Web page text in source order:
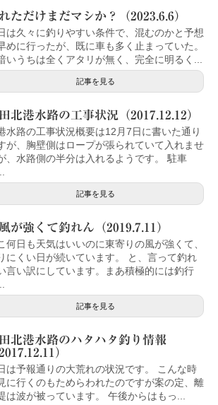
ただけまだマシか？（2023.6.6）
は久々に釣りやすい条件で、混むのかと予想
めに行ったが、既に車も多く止まっていた。
いうちは全くアタリが無く、完全に明るく...
記事を見る
北港水路の工事状況（2017.12.12）
水路の工事状況概要は12月7日に書いた通り
が、胸壁側はロープが張られていて入れませ
、水路側の半分は入れるようです。 駐車
記事を見る
が強くて釣れん（2019.7.11）
何日も天気はいいのに東寄りの風が強くて、
にくい日が続いています。 と、言って釣れ
言い訳にしています。まあ積極的には釣行
記事を見る
北港水路のハタハタ釣り情報
2017.12.11）
は予報通りの大荒れの状況です。 こんな時
に行くのもためらわれたのですが案の定、離
は波が被っています。 午後からはもっ...